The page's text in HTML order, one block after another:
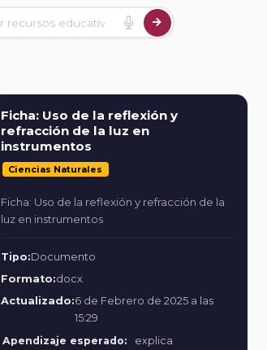
Ficha: Uso de la reflexión y
refracción de la luz en
instrumentos
Ciencias Naturales
Ficha: Uso de la reflexión y refracción de la
luz en instrumentos
Tipo:Documento
Formato:docx
Actualizado:6 de Febrero de 2025 a las
15:29
Apendizaje esperado:
explica